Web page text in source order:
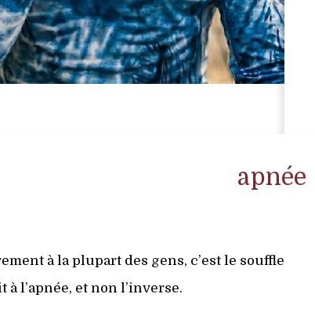
apnée
à la plupart des gens, c’est le souffle
à l’apnée, et non l’inverse.